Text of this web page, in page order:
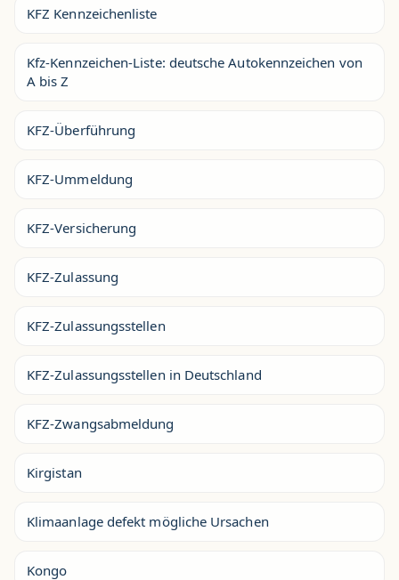
KFZ Kennzeichenliste
Kfz-Kennzeichen-Liste: deutsche Autokennzeichen von
A bis Z
KFZ-Überführung
KFZ-Ummeldung
KFZ-Versicherung
KFZ-Zulassung
KFZ-Zulassungsstellen
KFZ-Zulassungsstellen in Deutschland
KFZ-Zwangsabmeldung
Kirgistan
Klimaanlage defekt mögliche Ursachen
Kongo